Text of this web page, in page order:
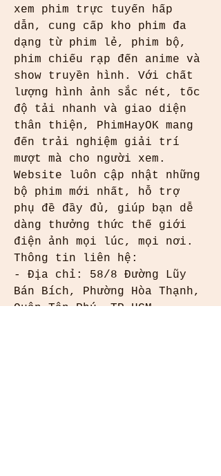
xem phim trực tuyến hấp
dẫn, cung cấp kho phim đa
dạng từ phim lẻ, phim bộ,
phim chiếu rạp đến anime và
show truyền hình. Với chất
lượng hình ảnh sắc nét, tốc
độ tải nhanh và giao diện
thân thiện, PhimHayOK mang
đến trải nghiệm giải trí
mượt mà cho người xem.
Website luôn cập nhật những
bộ phim mới nhất, hỗ trợ
phụ đề đầy đủ, giúp bạn dễ
dàng thưởng thức thế giới
điện ảnh mọi lúc, mọi nơi.
Thông tin liên hệ:
- Địa chỉ: 58/8 Đường Lũy
Bán Bích, Phường Hòa Thạnh,
Quận Tân Phú, TP.HCM